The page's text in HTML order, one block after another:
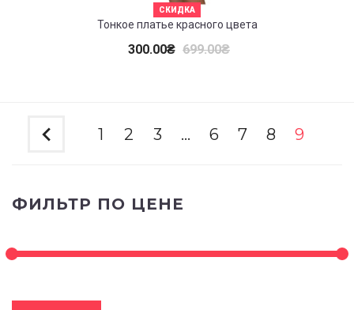
СКИДКА
Тонкое платье красного цвета
300.00₴ 699.00₴
1 2 3 … 6 7 8 9
ФИЛЬТР ПО ЦЕНЕ